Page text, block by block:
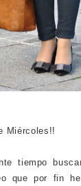
Miércoles!!
tiempo
que por fin